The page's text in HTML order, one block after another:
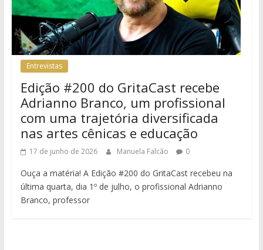
Entrevistas
Edição #200 do GritaCast recebe
Adrianno Branco, um profissional
com uma trajetória diversificada
nas artes cênicas e educação
17 de junho de 2026 Manuela Falcão 0
Ouça a matéria! A Edição #200 do GritaCast recebeu na
última quarta, dia 1º de julho, o profissional Adrianno
Branco, professor